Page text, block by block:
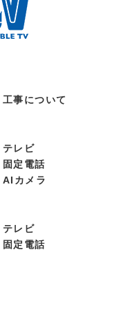
工事について
テレビ
固定電話
AIカメラ
テレビ
固定電話